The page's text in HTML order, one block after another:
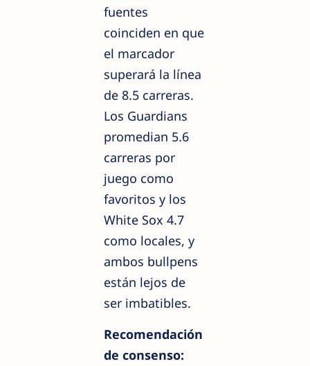
fuentes
coinciden en que
el marcador
superará la línea
de 8.5 carreras.
Los Guardians
promedian 5.6
carreras por
juego como
favoritos y los
White Sox 4.7
como locales, y
ambos bullpens
están lejos de
ser imbatibles.
Recomendación
de consenso: